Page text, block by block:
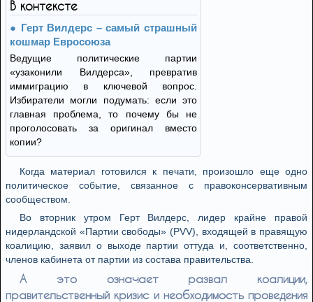
В контексте
Герт Вилдерс – самый страшный
кошмар Евросоюза
Ведущие политические партии
«узаконили Вилдерса», превратив
иммиграцию в ключевой вопрос.
Избиратели могли подумать: если это
главная проблема, то почему бы не
проголосовать за оригинал вместо
копии?
Когда материал готовился к печати, произошло еще одно
политическое событие, связанное с правоконсервативным
сообществом.
Во вторник утром Герт Вилдерс, лидер крайне правой
нидерландской «Партии свободы» (PVV), входящей в правящую
коалицию, заявил о выходе партии оттуда и, соответственно,
членов кабинета от партии из состава правительства.
А это означает развал коалиции,
правительственный кризис и необходимость проведения